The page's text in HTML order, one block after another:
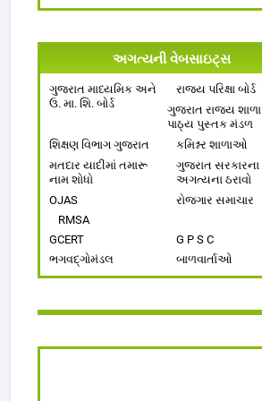
અગત્યની વેબસાઇટ્સ
ગુજરાત માધ્યમિક અને
ઉ. મા. શિ. બોર્ડ
રાજ્ય પરિક્ષા બોર્ડ
ગુજરાત રાજ્ય શાળા
પાઠ્ય પુસ્તક મંડળ
કમિશ્નર શાળાઓ
શિક્ષણ વિભાગ ગુજરાત
ગુજરાત સરકારના
અગત્યના ઠરાવો
મતદાર યાદીમાં તમારૂ
નામ શોધો
રોજગાર સમાચાર
OJAS
RMSA
GCERT
G P S C
ભગવદ્ગોમંડલ
બાળવાર્તાઓ